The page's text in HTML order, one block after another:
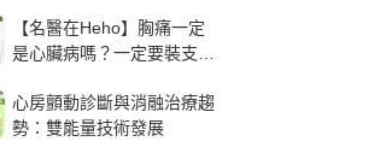
【名醫在Heho】胸痛一定
是心臟病嗎？一定要裝支
解析支架種類、風險與選擇
關鍵
心房顫動診斷與消融治療趨
勢：雙能量技術發展